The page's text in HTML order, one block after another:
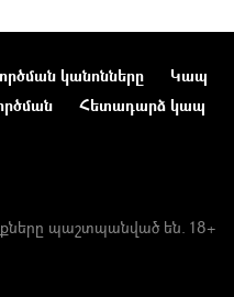
կանոնները Կապ
Հետադարձ կապ
պաշտպանված են. 18+